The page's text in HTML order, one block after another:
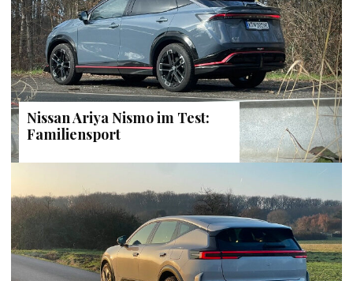
Nissan Ariya Nismo im Test:
Familiensport